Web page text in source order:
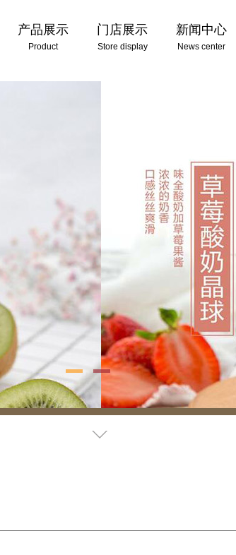
产品展示
Product
门店展示
Store display
新闻中心
News center